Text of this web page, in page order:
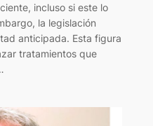
incluso si este lo
la legislación
anticipada. Esta figura
tratamientos que